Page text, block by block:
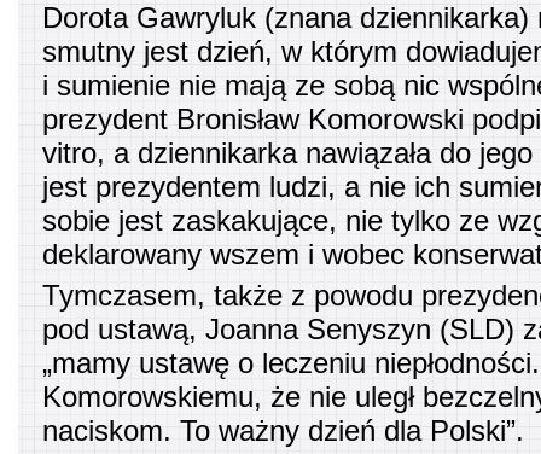
Dorota Gawryluk (znana dziennikarka)
smutny jest dzień, w którym
i sumienie nie mają ze sobą nic
prezydent Bronisław Komorowski
vitro, a dziennikarka nawiązała do
jest prezydentem ludzi, a nie ich
sobie jest zaskakujące, nie tylko ze
deklarowany wszem i wobec
Tymczasem, także z powodu
pod ustawą, Joanna Senyszyn (SLD)
„mamy ustawę o leczeniu
Komorowskiemu, że nie uległ
naciskom. To ważny dzień dla Polski”.